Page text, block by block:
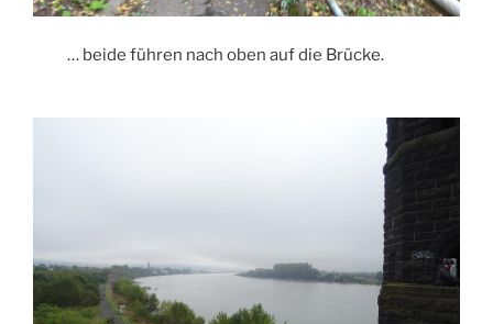
… beide führen nach oben auf die Brücke.